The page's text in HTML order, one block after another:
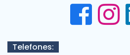
Telefones: